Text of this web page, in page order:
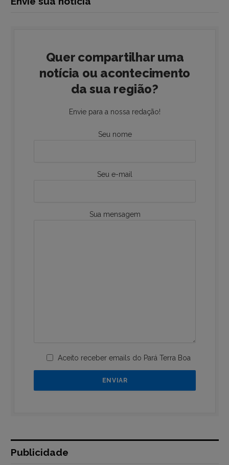
Quer compartilhar uma
notícia ou acontecimento
da sua região?
Envie para a nossa redação!
Seu nome
Seu e-mail
Sua mensagem
Aceito receber emails do Pará Terra Boa
Publicidade